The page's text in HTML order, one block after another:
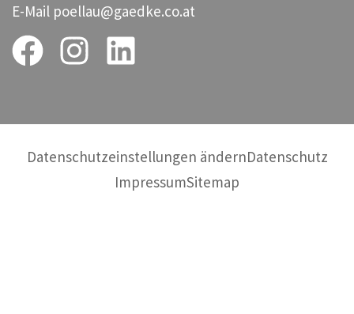
E-Mail poellau@gaedke.co.at
Datenschutzeinstellungen ändernDatenschutz
ImpressumSitemap